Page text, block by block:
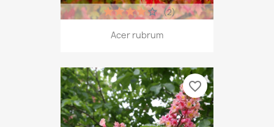
Acer rubrum
(2)
favorite_border